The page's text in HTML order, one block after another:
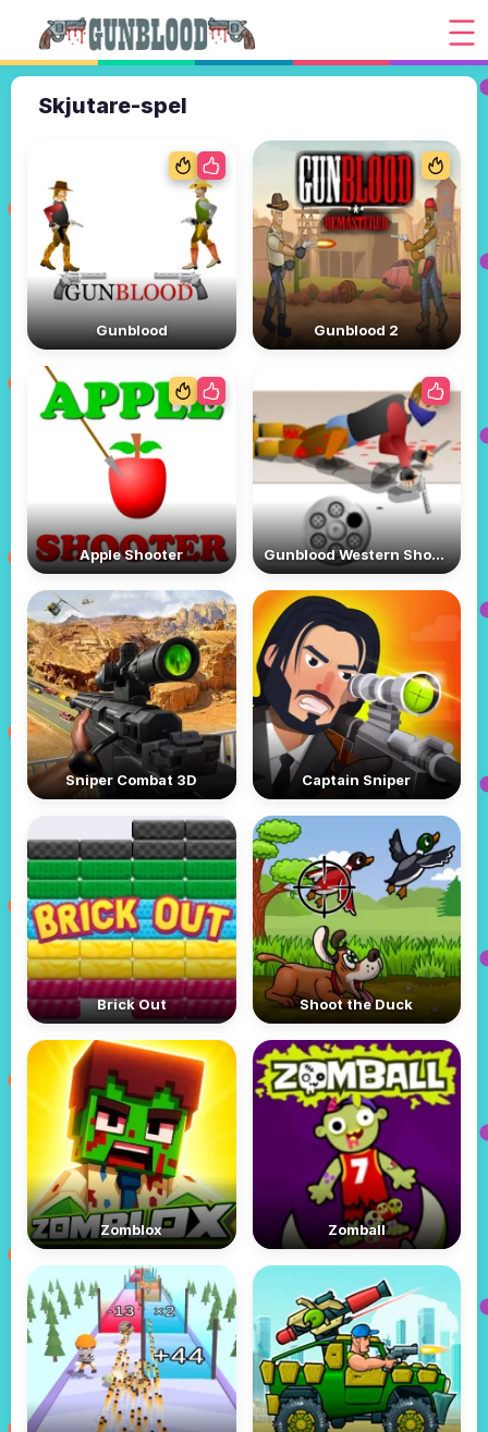
Skjutare-spel
Gunblood Gunblood 2
Apple Shooter Gunblood Western Shootout
Sniper Combat 3D Captain Sniper
Brick Out Shoot the Duck
Zomblox Zomball